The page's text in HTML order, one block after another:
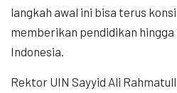
langkah awal ini bisa terus
memberikan pendidikan
Indonesia.
Rektor UIN Sayyid Ali